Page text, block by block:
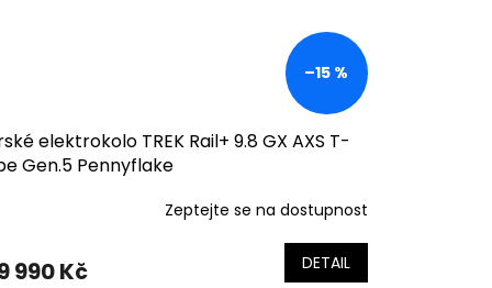
–15 %
elektrokolo TREK Rail+ 9.8 GX AXS T-
Gen.5 Pennyflake
Zeptejte se na dostupnost
990 Kč DETAIL